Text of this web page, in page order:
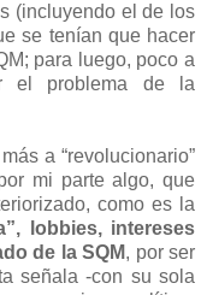
(incluyendo el de los
se tenían que hacer
para luego, poco a
el problema de la
a “revolucionario”
mi parte algo, que
como es la
lobbies, intereses
de la SQM, por ser
señala -con su sola